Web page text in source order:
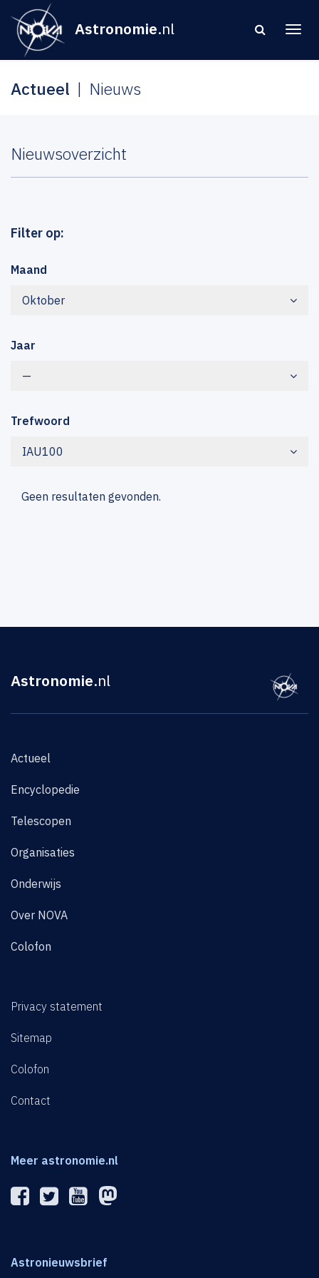
Astronomie.nl
Actueel Nieuws
Nieuwsoverzicht
Filter op:
Maand
Oktober
Jaar
—
Trefwoord
IAU100
Geen resultaten gevonden.
Astronomie.nl
Actueel
Encyclopedie
Telescopen
Organisaties
Onderwijs
Over NOVA
Colofon
Privacy statement
Sitemap
Colofon
Contact
Meer astronomie.nl
Astronieuwsbrief